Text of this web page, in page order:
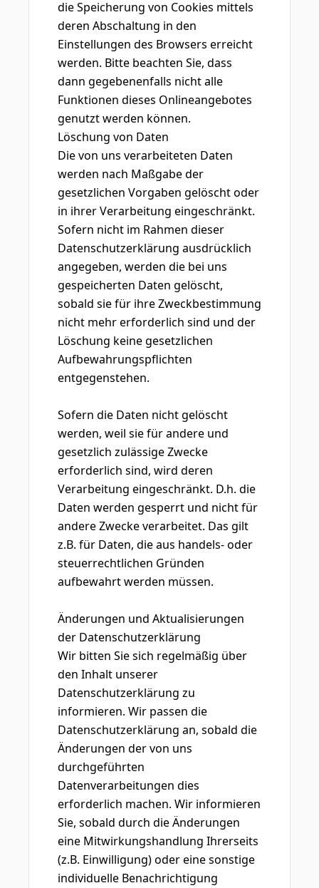
die Speicherung von Cookies mittels
deren Abschaltung in den
Einstellungen des Browsers erreicht
werden. Bitte beachten Sie, dass
dann gegebenenfalls nicht alle
Funktionen dieses Onlineangebotes
genutzt werden können.
Löschung von Daten
Die von uns verarbeiteten Daten
werden nach Maßgabe der
gesetzlichen Vorgaben gelöscht oder
in ihrer Verarbeitung eingeschränkt.
Sofern nicht im Rahmen dieser
Datenschutzerklärung ausdrücklich
angegeben, werden die bei uns
gespeicherten Daten gelöscht,
sobald sie für ihre Zweckbestimmung
nicht mehr erforderlich sind und der
Löschung keine gesetzlichen
Aufbewahrungspflichten
entgegenstehen.
Sofern die Daten nicht gelöscht
werden, weil sie für andere und
gesetzlich zulässige Zwecke
erforderlich sind, wird deren
Verarbeitung eingeschränkt. D.h. die
Daten werden gesperrt und nicht für
andere Zwecke verarbeitet. Das gilt
z.B. für Daten, die aus handels- oder
steuerrechtlichen Gründen
aufbewahrt werden müssen.
Änderungen und Aktualisierungen
der Datenschutzerklärung
Wir bitten Sie sich regelmäßig über
den Inhalt unserer
Datenschutzerklärung zu
informieren. Wir passen die
Datenschutzerklärung an, sobald die
Änderungen der von uns
durchgeführten
Datenverarbeitungen dies
erforderlich machen. Wir informieren
Sie, sobald durch die Änderungen
eine Mitwirkungshandlung Ihrerseits
(z.B. Einwilligung) oder eine sonstige
individuelle Benachrichtigung